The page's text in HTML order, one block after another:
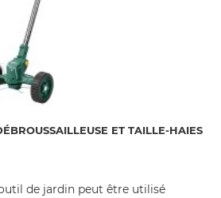
ET TAILLE-HAIES
de jardin peut être utilisé